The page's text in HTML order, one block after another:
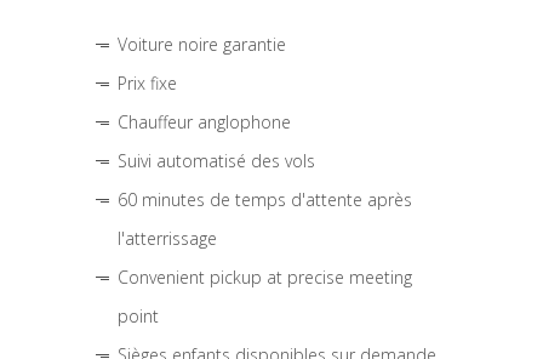
Voiture noire garantie
Prix fixe
Chauffeur anglophone
Suivi automatisé des vols
60 minutes de temps d'attente après
l'atterrissage
Convenient pickup at precise meeting
point